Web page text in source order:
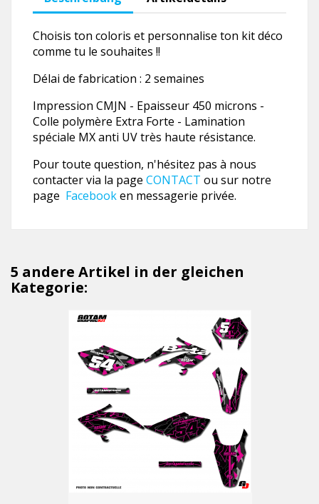
Choisis ton coloris et personnalise ton kit déco
comme tu le souhaites !!
Délai de fabrication : 2 semaines
Impression CMJN - Epaisseur 450 microns -
Colle polymère Extra Forte - Lamination
spéciale MX anti UV très haute résistance.
Pour toute question, n'hésitez pas à nous
contacter via la page CONTACT ou sur notre
page Facebooken messagerie privée.
5 andere Artikel in der gleichen
Kategorie: